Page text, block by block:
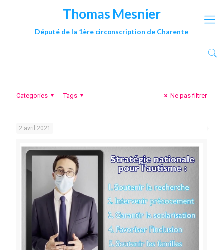
Thomas Mesnier
Député de la 1ère circonscription de Charente
Categories Tags Ne pas filtrer
2 avril 2021